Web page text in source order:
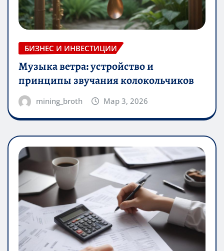
БИЗНЕС И ИНВЕСТИЦИИ
Музыка ветра: устройство и
принципы звучания колокольчиков
mining_broth Мар 3, 2026